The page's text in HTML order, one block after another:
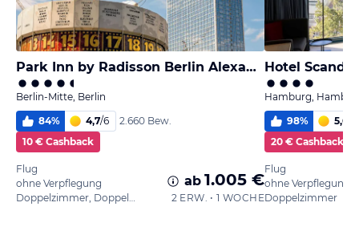
Park Inn by Radisson Berlin Alexanderplatz
Berlin-Mitte, Berlin
84% 4,7/6
2.660 Bew.
10 € Cashback
Flug
ohne Verpflegung
ab 1.005 €
2 ERW. • 1 WOCHE
Hotel
Hamburg,
98% 5,6
20 € Cashback
Flug
ohne Verpflegung
Doppelzimmer